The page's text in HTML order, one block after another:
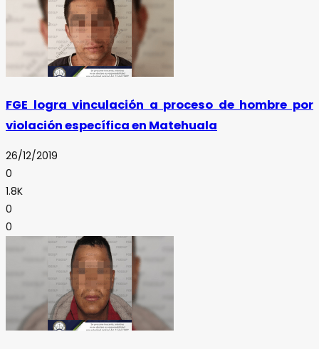
FGE logra vinculación a proceso de hombre por
violación específica en Matehuala
26/12/2019
0
1.8K
0
0